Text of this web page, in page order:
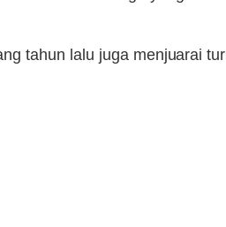
tahun lalu juga menjuarai